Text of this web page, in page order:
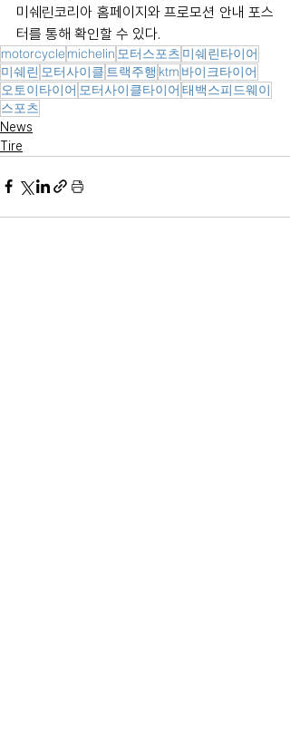
미쉐린코리아 홈페이지와 프로모션 안내 포스
터를 통해 확인할 수 있다.
motorcycle michelin 모터스포츠 미쉐린타이어
미쉐린 모터사이클 트랙주행 ktm 바이크타이어
오토이타이어 모터사이클타이어 태백스피드웨이
스포츠
News
Tire